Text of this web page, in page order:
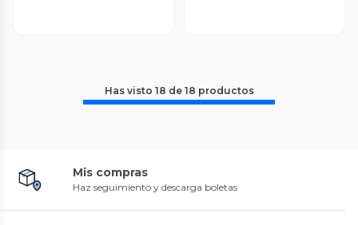
Has visto 18 de 18 productos
Mis compras
Haz seguimiento y descarga boletas